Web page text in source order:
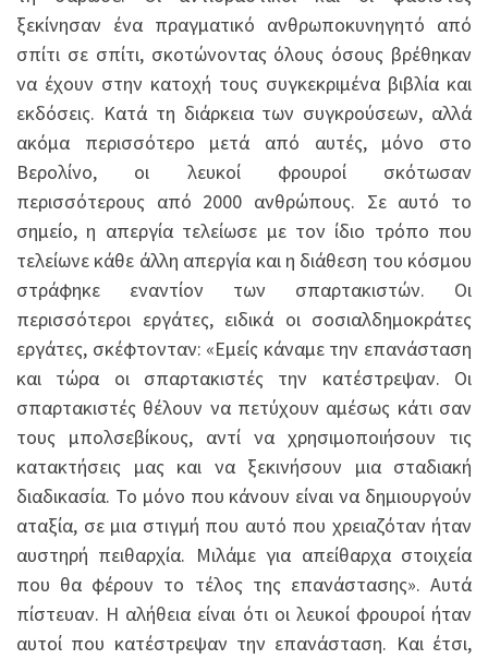
ξεκίνησαν ένα πραγματικό ανθρωποκυνηγητό από
σπίτι σε σπίτι, σκοτώνοντας όλους όσους βρέθηκαν
να έχουν στην κατοχή τους συγκεκριμένα βιβλία και
εκδόσεις. Κατά τη διάρκεια των συγκρούσεων, αλλά
ακόμα περισσότερο μετά από αυτές, μόνο στο
Βερολίνο, οι λευκοί φρουροί σκότωσαν
περισσότερους από 2000 ανθρώπους. Σε αυτό το
σημείο, η απεργία τελείωσε με τον ίδιο τρόπο που
τελείωνε κάθε άλλη απεργία και η διάθεση του κόσμου
στράφηκε εναντίον των σπαρτακιστών. Οι
περισσότεροι εργάτες, ειδικά οι σοσιαλδημοκράτες
εργάτες, σκέφτονταν: «Εμείς κάναμε την επανάσταση
και τώρα οι σπαρτακιστές την κατέστρεψαν. Οι
σπαρτακιστές θέλουν να πετύχουν αμέσως κάτι σαν
τους μπολσεβίκους, αντί να χρησιμοποιήσουν τις
κατακτήσεις μας και να ξεκινήσουν μια σταδιακή
διαδικασία. Το μόνο που κάνουν είναι να δημιουργούν
αταξία, σε μια στιγμή που αυτό που χρειαζόταν ήταν
αυστηρή πειθαρχία. Μιλάμε για απείθαρχα στοιχεία
που θα φέρουν το τέλος της επανάστασης». Αυτά
πίστευαν. Η αλήθεια είναι ότι οι λευκοί φρουροί ήταν
αυτοί που κατέστρεψαν την επανάσταση. Και έτσι,